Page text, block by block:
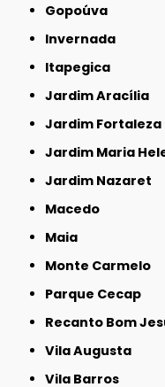
Gopoúva
Invernada
Itapegica
Jardim Aracília
Jardim Fortaleza
Jardim Maria
Jardim Nazaret
Macedo
Maia
Monte Carmelo
Parque Cecap
Recanto Bom
Vila Augusta
Vila Barros